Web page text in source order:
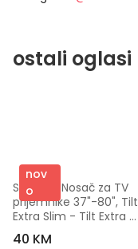
ostali oglasi
nov
o
Superior Nosač za TV
prijemnike 37"-80", Tilt
Extra Slim - Tilt Extra
Slim 37-70
40 KM